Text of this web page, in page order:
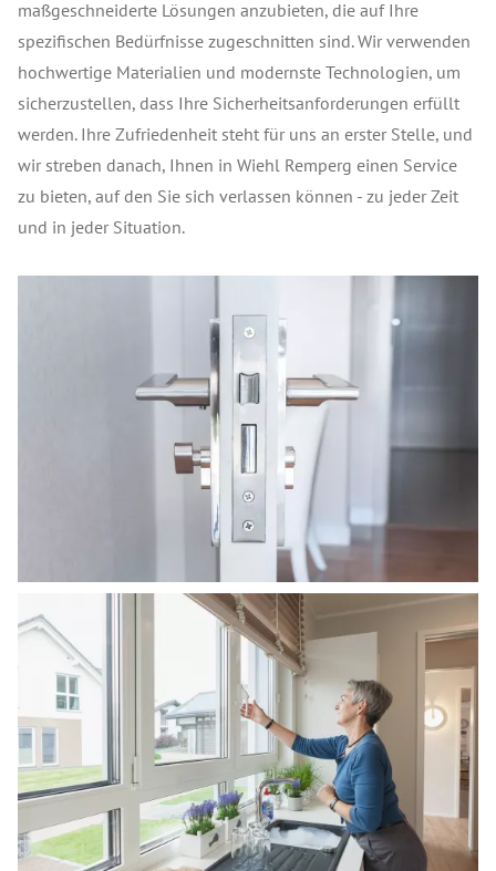
maßgeschneiderte Lösungen anzubieten, die auf Ihre
spezifischen Bedürfnisse zugeschnitten sind. Wir verwenden
hochwertige Materialien und modernste Technologien, um
sicherzustellen, dass Ihre Sicherheitsanforderungen erfüllt
werden. Ihre Zufriedenheit steht für uns an erster Stelle, und
wir streben danach, Ihnen in Wiehl Remperg einen Service
zu bieten, auf den Sie sich verlassen können - zu jeder Zeit
und in jeder Situation.